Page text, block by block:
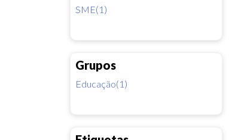
SME(1)
Grupos
Educação(1)